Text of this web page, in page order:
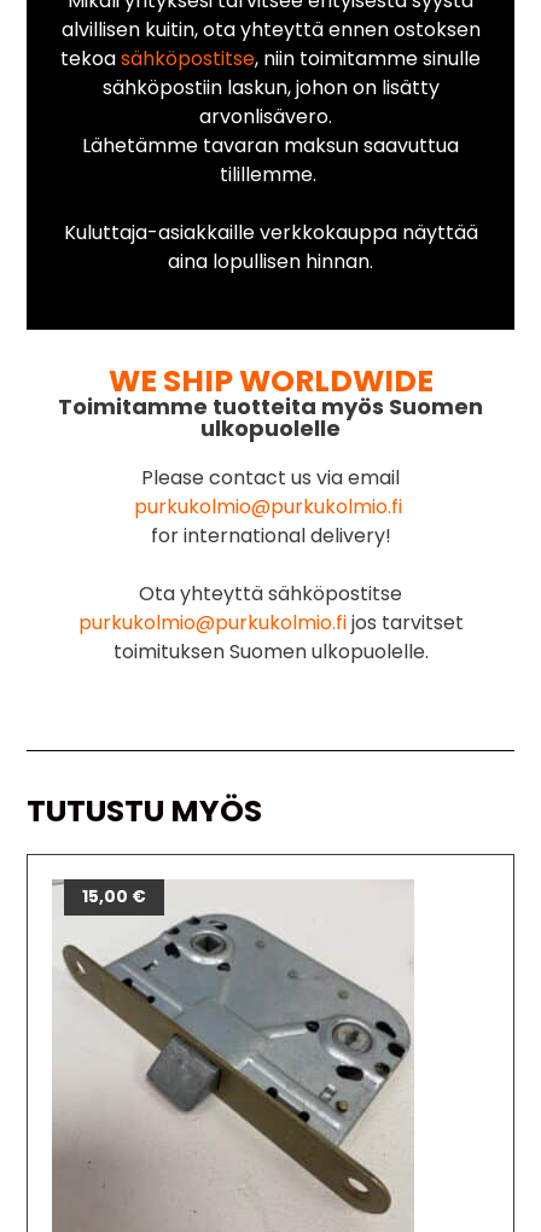
alvillisen kuitin, ota yhteyttä ennen ostoksen
tekoasähköpostitse, niin toimitamme sinulle
sähköpostiin laskun, johon on lisätty
arvonlisävero.
Lähetämme tavaran maksun saavuttua
tilillemme.
Kuluttaja-asiakkaille verkkokauppa näyttää
aina lopullisen hinnan.
WE SHIP WORLDWIDE
Toimitamme tuotteita myös Suomen
ulkopuolelle
Please contact us via email
purkukolmio@purkukolmio.fi
for international delivery!
Ota yhteyttä sähköpostitse
purkukolmio@purkukolmio.fijos tarvitset
toimituksen Suomen ulkopuolelle.
TUTUSTU MYÖS
15,00 €